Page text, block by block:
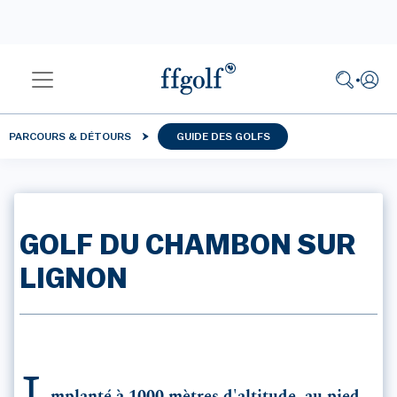
PARCOURS & DÉTOURS GUIDE DES GOLFS
GOLF DU CHAMBON SUR
LIGNON